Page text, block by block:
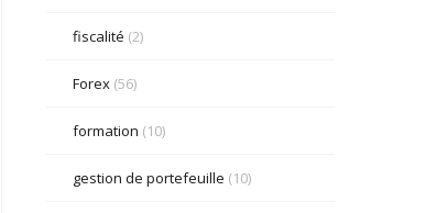
fiscalité (2)
Forex(56)
formation (10)
gestion de portefeuille (10)